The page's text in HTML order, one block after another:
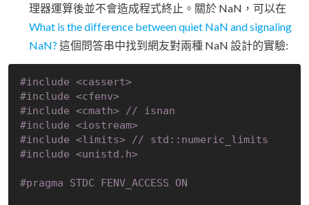
理器運算後並不會造成程式終止。關於 NaN，可以在
What is the difference between quiet NaN and signaling
NaN? 這個問答串中找到網友對兩種 NaN 設計的實驗:
#include <cassert>
#include <cfenv>
#include <cmath> // isnan
#include <iostream>
#include <limits> // std::numeric_limits
#include <unistd.h>
#pragma STDC FENV_ACCESS ON